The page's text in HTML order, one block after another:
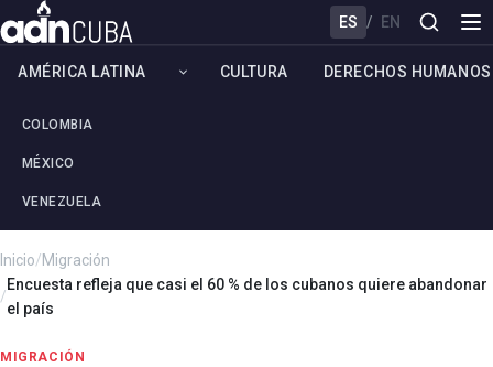
ES / EN
AMÉRICA LATINA
COLOMBIA
MÉXICO
VENEZUELA
CULTURA DERECHOS HUMANOS
Inicio/Migración
/
Encuesta refleja que casi el 60 % de los cubanos quiere abandonar
el país
MIGRACIÓN